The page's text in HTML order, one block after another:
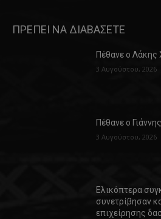
ΠΡΕΠΕΙ ΝΑ ΔΙΑΒΑΣΕΤΕ
Πέθανε ο Λάκης
3 Αυγούστου, 2026
Πέθανε ο
3 Αυγούστου, 2026
Ελικόπτερα
συνετρίβησαν
επιχείρησης